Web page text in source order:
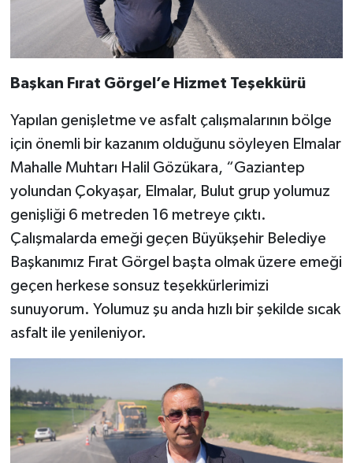
Başkan Fırat Görgel’e Hizmet Teşekkürü
Yapılan genişletme ve asfalt çalışmalarının bölge
için önemli bir kazanım olduğunu söyleyen Elmalar
Mahalle Muhtarı Halil Gözükara, “Gaziantep
yolundan Çokyaşar, Elmalar, Bulut grup yolumuz
genişliği 6 metreden 16 metreye çıktı.
Çalışmalarda emeği geçen Büyükşehir Belediye
Başkanımız Fırat Görgel başta olmak üzere emeği
geçen herkese sonsuz teşekkürlerimizi
sunuyorum. Yolumuz şu anda hızlı bir şekilde sıcak
asfalt ile yenileniyor.